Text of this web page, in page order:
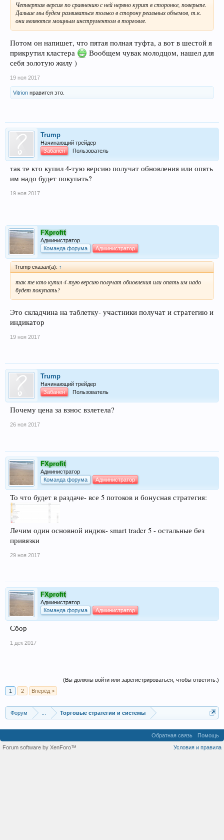
Четвертая версия по сравнению с ней нервно курит в сторонке, поверьте.
Дальше мы будем развиваться только в сторону реальных объемов, т.к.
они являются мощным инструментом в торговле.
Потом он напишет, что пятая полная туфта, а вот в шестой я
прикрутил кластера
Вообщем чувак молодцом, нашел для
себя золотую жилу )
19 ноя 2017
Vitrion нравится это.
Trump
Начинающий трейдер
Забанен
Пользователь
так те кто купил 4-тую версию получат обновления или опять
им надо будет покупать?
19 ноя 2017
FXprofit
Администратор
Команда форума
Администратор
Trump сказал(а): ↑
так те кто купил 4-тую версию получат обновления или опять им надо
будет покупать?
Это складчина на таблетку- участники получат и стратегию и
индикатор
19 ноя 2017
Trump
Начинающий трейдер
Забанен
Пользователь
Почему цена за взнос взлетела?
26 ноя 2017
FXprofit
Администратор
Команда форума
Администратор
То что будет в раздаче- все 5 потоков и бонусная стратегия:
Лечим один основной индюк- smart trader 5 - остальные без
привязки
29 ноя 2017
FXprofit
Администратор
Команда форума
Администратор
Сбор
1 дек 2017
(Вы должны войти или зарегистрироваться, чтобы ответить.)
1
2 Вперёд >
Форум Торговые стратегии и системы
Обратная связь
Помощь
Условия и правила
Forum software by XenForo™